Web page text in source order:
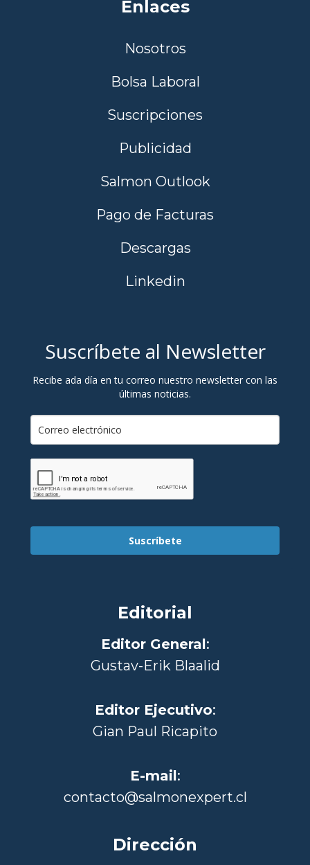
Enlaces
Nosotros
Bolsa Laboral
Suscripciones
Publicidad
Salmon Outlook
Pago de Facturas
Descargas
Linkedin
Suscríbete al Newsletter
Recibe ada día en tu correo nuestro newsletter con las
últimas noticias.
Suscríbete
Editorial
Editor General:
Gustav-Erik Blaalid
Editor Ejecutivo:
Gian Paul Ricapito
E-mail:
contacto@salmonexpert.cl
Dirección